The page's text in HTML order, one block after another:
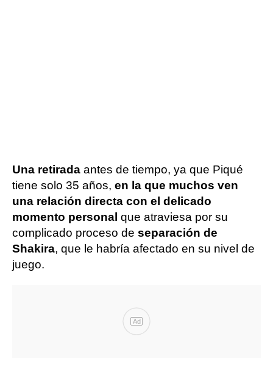
Una retirada antes de tiempo, ya que Piqué
tiene solo 35 años, en la que muchos ven
una relación directa con el delicado
momento personal que atraviesa por su
complicado proceso de separación de
Shakira, que le habría afectado en su nivel de
juego.
Ad